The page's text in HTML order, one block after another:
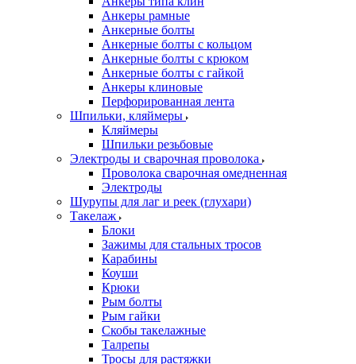
Анкеры рамные
Анкерные болты
Анкерные болты с кольцом
Анкерные болты с крюком
Анкерные болты с гайкой
Анкеры клиновые
Перфорированная лента
Шпильки, кляймеры
Кляймеры
Шпильки резьбовые
Электроды и сварочная проволока
Проволока сварочная омедненная
Электроды
Шурупы для лаг и реек (глухари)
Такелаж
Блоки
Зажимы для стальных тросов
Карабины
Коуши
Крюки
Рым болты
Рым гайки
Скобы такелажные
Талрепы
Тросы для растяжки